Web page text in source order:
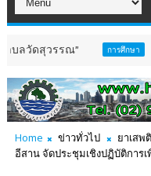
รณ” การศึกษา DPU สร้
Home ข่าวทั่วไป ยาเสพ
อีสาน จัดประชุมเชิงปฏิบัติการ